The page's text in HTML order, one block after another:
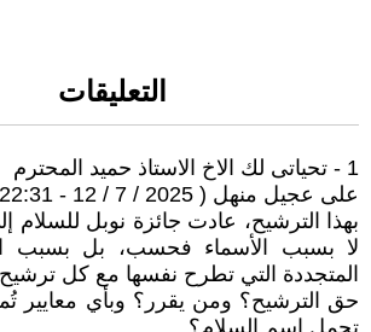
التعليقات
1 - تحياتى لك الاخ الاستاذ حميد المحترم
على عجيل منهل ( 2025 / 7 / 12 - 22:31 )
بهذا الترشيح، عادت جائزة نوبل للسلام
لا بسبب الأسماء فحسب، بل بسبب
المتجددة التي تطرح نفسها مع كل
حق الترشيح؟ ومن يقرر؟ وبأي معايير